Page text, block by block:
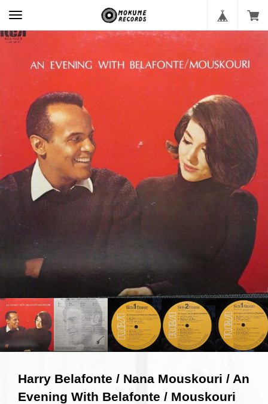
Harry Belafonte / Nana Mouskouri / An
Evening With Belafonte / Mouskouri